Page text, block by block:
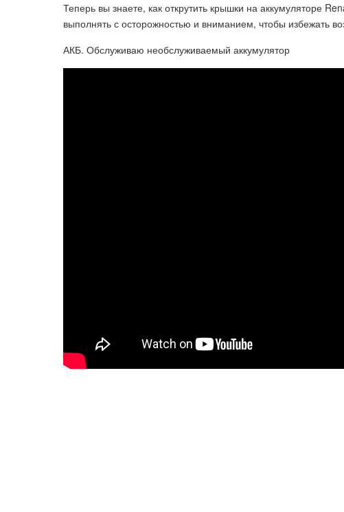
Теперь вы знаете, как открутить крышки на аккумуляторе
выполнять с осторожностью и вниманием, чтобы избежать
АКБ. Обслуживаю необслуживаемый аккумулятор